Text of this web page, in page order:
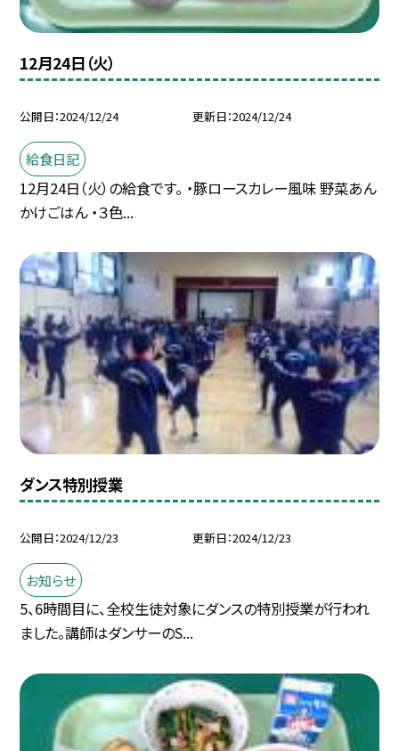
12月24日（火）
公開日 2024/12/24 更新日 2024/12/24
給食日記
12月24日（火）の給食です。 ・豚ロースカレー風味 野菜あん
かけごはん ・３色...
ダンス特別授業
公開日 2024/12/23 更新日 2024/12/23
お知らせ
5、6時間目に、全校生徒対象にダンスの特別授業が行われ
ました。講師はダンサーのS...